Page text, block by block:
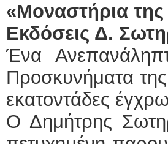
«Μοναστήρια
Εκδόσεις Δ.
Ένα
Προσκυνήματα
εκατοντάδες
Ο Δημήτρης